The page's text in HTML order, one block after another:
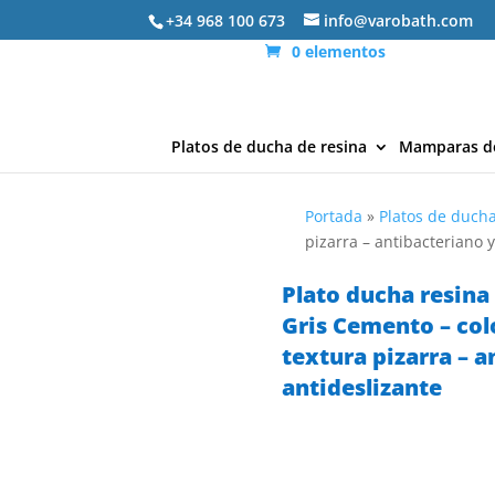
+34 968 100 673
info@varobath.com
0 elementos
Platos de ducha de resina Mamparas
Portada » Platos de
pizarra – antibacteriano
Plato ducha resina
Gris Cemento –
textura pizarra –
antideslizante